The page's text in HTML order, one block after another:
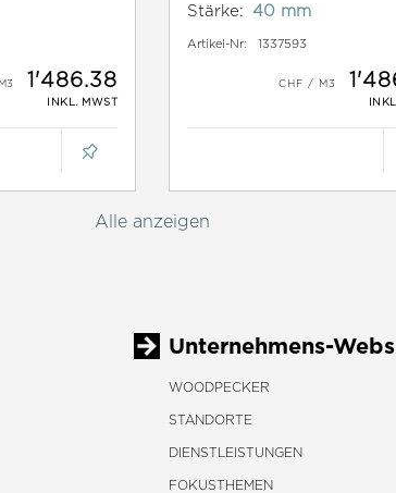
1'486.38
INKL. MWST
Stärke:
40 mm
Artikel-Nr: 1337593
Alle anzeigen
Unternehmens-
WOODPECKER
STANDORTE
DIENSTLEISTUNGEN
FOKUSTHEMEN